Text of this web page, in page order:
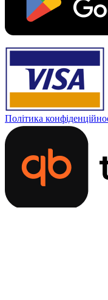
Політика